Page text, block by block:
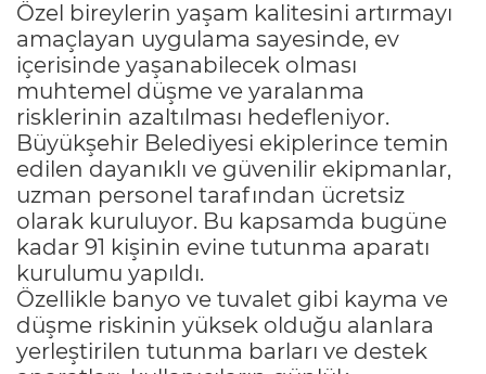
Özel bireylerin yaşam kalitesini artırmayı
amaçlayan uygulama sayesinde, ev
içerisinde yaşanabilecek olması
muhtemel düşme ve yaralanma
risklerinin azaltılması hedefleniyor.
Büyükşehir Belediyesi ekiplerince temin
edilen dayanıklı ve güvenilir ekipmanlar,
uzman personel tarafından ücretsiz
olarak kuruluyor. Bu kapsamda bugüne
kadar 91 kişinin evine tutunma aparatı
kurulumu yapıldı.
Özellikle banyo ve tuvalet gibi kayma ve
düşme riskinin yüksek olduğu alanlara
yerleştirilen tutunma barları ve destek